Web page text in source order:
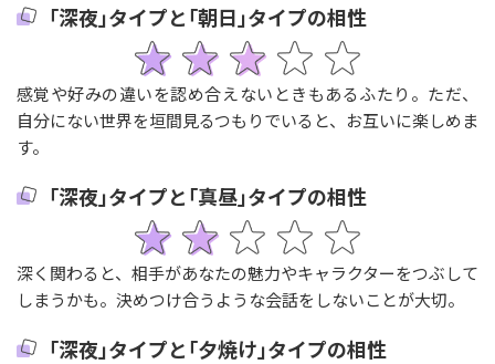
｢深夜｣タイプと｢朝日｣タイプの相性
感覚や好みの違いを認め合えないときもあるふたり。ただ、
自分にない世界を垣間見るつもりでいると、お互いに楽しめま
す。
｢深夜｣タイプと｢真昼｣タイプの相性
深く関わると、相手があなたの魅力やキャラクターをつぶして
しまうかも。決めつけ合うような会話をしないことが大切。
｢深夜｣タイプと｢夕焼け｣タイプの相性